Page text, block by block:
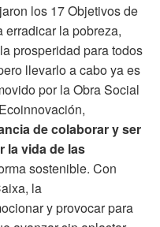
los 17 Objetivos de
la pobreza,
prosperidad para todos
llevarlo a cabo ya es
por la Obra Social
de colaborar y ser
la vida de las
sostenible. Con
la
y provocar para